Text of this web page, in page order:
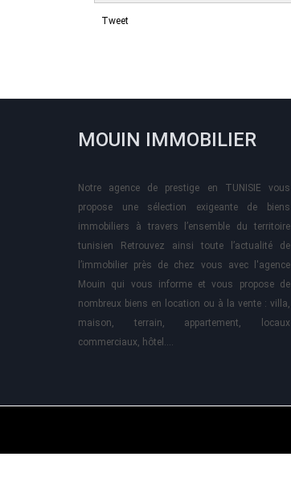
Tweet
MOUIN IMMOBILIER
Notre agence de prestige en TUNISIE vous
propose une sélection exigeante de biens
immobiliers à travers l’ensemble du territoire
tunisien Retrouvez ainsi toute l’actualité de
l’immobilier près de chez vous avec l'agence
Mouin qui vous informe et vous propose de
nombreux biens en location ou à la vente : villa,
maison, terrain, appartement, locaux
commerciaux, hôtel….